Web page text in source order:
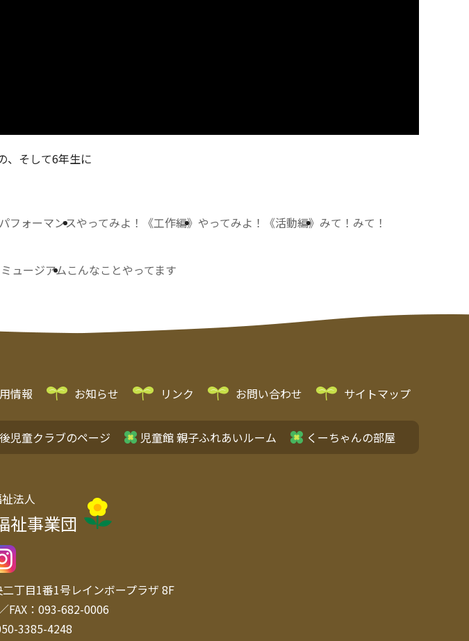
、そして6年生に
フォーマンスやってみよ！《工作編》 やってみよ！《活動編》 みて！みて！
ュージアムこんなことやってます
情報 お知らせ リンク お問い合わせ サイトマップ
児童クラブのページ 児童館 親子ふれあいルーム くーちゃんの部屋
法人
祉事業団
二丁目1番1号レインボープラザ 8F
FAX：093-682-0006
3385-4248